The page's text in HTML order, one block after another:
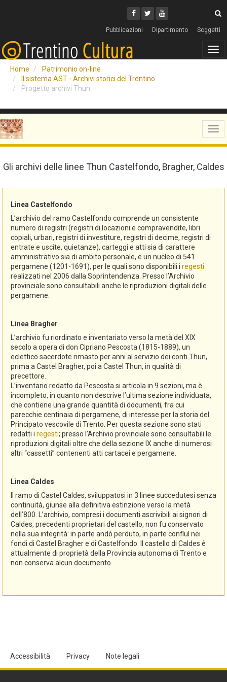
Facebook
Twitter
Youtube
Pubblicazioni Dipartimento Soggetti
Home
Patrimonio on-line
Il sistema AST - Archivi storici del Trentino
Progetto archivi Thun
Gli archivi delle linee Thun Castelfondo, Bragher, Caldes
Linea Castelfondo
L’archivio del ramo Castelfondo comprende un consistente
numero di registri (registri di locazioni e compravendite, libri
copiali, urbari, registri di investiture, registri di decime, registri di
entrate e uscite, quietanze), carteggi e atti sia di carattere
amministrativo sia di ambito personale, e un nucleo di 541
pergamene (1201-1691), per le quali sono disponibili i regesti
realizzati nel 2006 dalla Soprintendenza. Presso l’Archivio
provinciale sono consultabili anche le riproduzioni digitali delle
pergamene.
Linea Bragher
L’archivio fu riordinato e inventariato verso la metà del XIX
secolo a opera di don Cipriano Pescosta (1815-1889), un
eclettico sacerdote rimasto per anni al servizio dei conti Thun,
prima a Castel Bragher, poi a Castel Thun, in qualità di
precettore.
L’inventario redatto da Pescosta si articola in 9 sezioni, ma è
incompleto, in quanto non descrive l’ultima sezione individuata,
che contiene una grande quantità di documenti, fra cui
parecchie centinaia di pergamene, di interesse per la storia del
Principato vescovile di Trento. Per questa sezione sono stati
redatti i regesti; presso l’Archivio provinciale sono consultabili le
riproduzioni digitali oltre che della sezione IX anche di numerosi
altri “cassetti” contenenti atti cartacei e pergamene.
Linea Caldes
Il ramo di Castel Caldes, sviluppatosi in 3 linee succedutesi senza
continuità, giunse alla definitiva estinzione verso la metà
dell’800. L’archivio, compresi i documenti ascrivibili ai signori di
Caldes, precedenti proprietari del castello, non fu conservato
nella sua integrità: in parte andò perduto, in parte confluì nei
fondi di Castel Bragher e di Castelfondo. Il castello di Caldes è
attualmente di proprietà della Provincia autonoma di Trento e
non conserva alcun documento.
Accessibilità Privacy Note legali